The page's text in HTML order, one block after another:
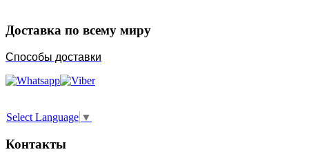
Доставка по всему миру
Способы доставки
Select Language ▼
Контакты